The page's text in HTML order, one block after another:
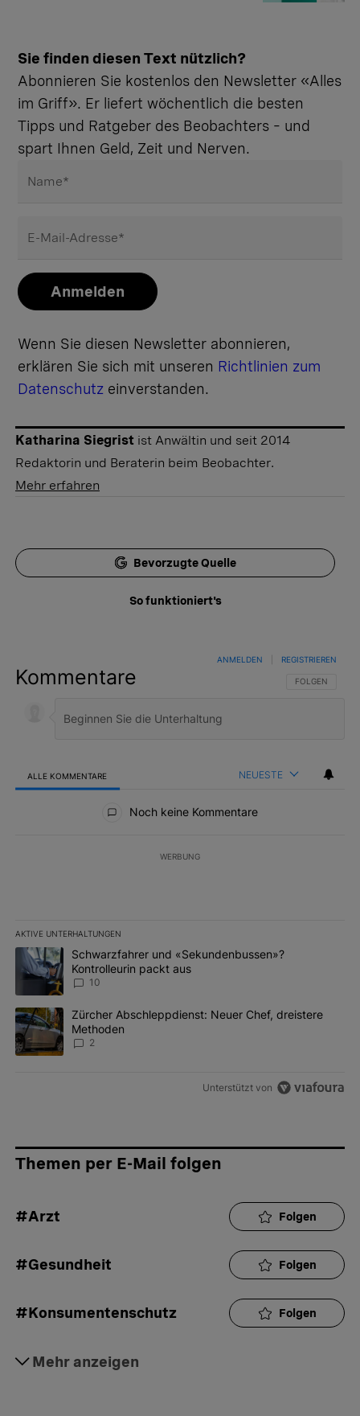
Sie finden diesen Text nützlich?
Abonnieren Sie kostenlos den Newsletter «Alles
im Griff». Er liefert wöchentlich die besten
Tipps und Ratgeber des Beobachters – und
spart Ihnen Geld, Zeit und Nerven.
Name*
E-Mail-Adresse*
Anmelden
Wenn Sie diesen Newsletter abonnieren,
erklären Sie sich mit unseren Richtlinien zum
Datenschutz einverstanden.
Katharina Siegrist ist Anwältin und seit 2014
Redaktorin und Beraterin beim Beobachter.
Mehr erfahren
Bevorzugte Quelle
So funktioniert's
Kommentare FOLGE DIESER
FOLGEN
ANMELDEN REGISTRIEREN
ALLE KOMMENTARE NEUESTE
Noch keine Kommentare
WERBUNG
AKTIVE UNTERHALTUNGEN
Das Folgende ist eine Liste der am meisten kommentierten
Ein Trendartikel mit dem Titel "Schwarzfahrer und
Schwarzfahrer und «Sekundenbussen»?
Kontrolleurin packt aus
10
Ein Trendartikel mit dem Titel "Zürcher Abschleppdienst: Neuer
Zürcher Abschleppdienst: Neuer Chef, dreistere
Methoden
2
Unterstützt von
Themen per E-Mail folgen
#Arzt Folgen
#Gesundheit Folgen
#Konsumentenschutz Folgen
Mehr anzeigen
#Rat